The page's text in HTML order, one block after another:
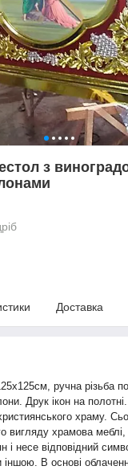
з
Доставка
ручна різьба
Друк ікон на
храму.
вигляду храмова
і несе відповідний
В основі